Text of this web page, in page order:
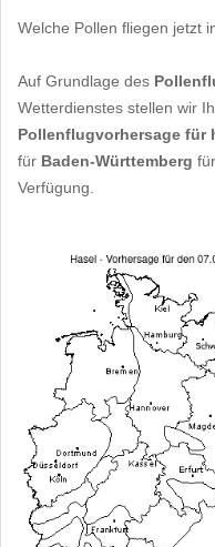
Welche Pollen fliegen jetzt
Auf Grundlage des
Wetterdienstes stellen wir
Pollenflugvorhersage für
für Baden-Württemberg
Verfügung.